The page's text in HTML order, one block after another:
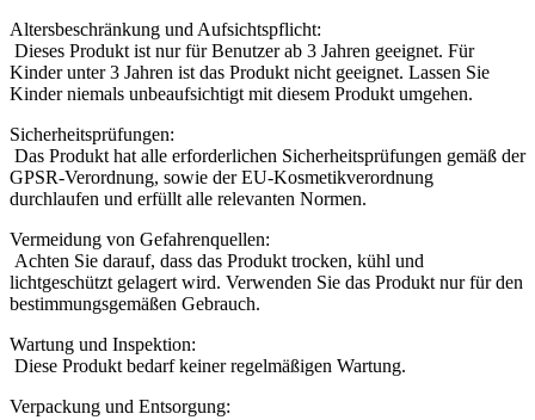
Altersbeschränkung und Aufsichtspflicht:
Dieses Produkt ist nur für Benutzer ab 3 Jahren geeignet. Für
Kinder unter 3 Jahren ist das Produkt nicht geeignet. Lassen Sie
Kinder niemals unbeaufsichtigt mit diesem Produkt umgehen.
Sicherheitsprüfungen:
Das Produkt hat alle erforderlichen Sicherheitsprüfungen gemäß der
GPSR-Verordnung, sowie der EU-Kosmetikverordnung
durchlaufen und erfüllt alle relevanten Normen.
Vermeidung von Gefahrenquellen:
Achten Sie darauf, dass das Produkt trocken, kühl und
lichtgeschützt gelagert wird. Verwenden Sie das Produkt nur für den
bestimmungsgemäßen Gebrauch.
Wartung und Inspektion:
Diese Produkt bedarf keiner regelmäßigen Wartung.
Verpackung und Entsorgung: